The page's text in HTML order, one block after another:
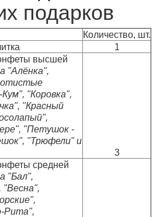
подарков
Количество, шт.
1
высшей
"Алёнка",
"Коровка",
"Красный
"Петушок -
"Трюфели" и
3
средней
"Бал",
"Весна",
Рита",